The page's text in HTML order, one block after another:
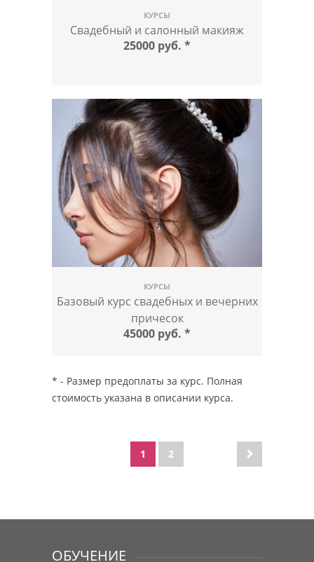
КУРСЫ
Свадебный и салонный макияж
25000 руб. *
КУРСЫ
Базовый курс свадебных и вечерних
причесок
45000 руб. *
* - Размер предоплаты за курс. Полная
стоимость указана в описании курса.
1 2
ОБУЧЕНИЕ